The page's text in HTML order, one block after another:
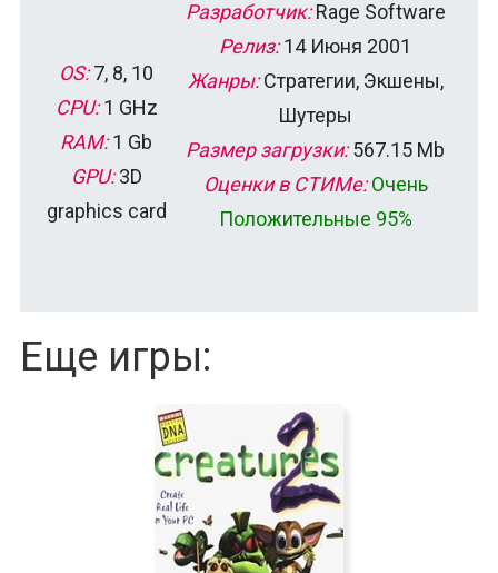
OS:7, 8, 10
CPU:1 GHz
RAM:1 Gb
GPU:3D
graphics card
Разработчик:Rage Software
Релиз:14 Июня 2001
Жанры:Стратегии, Экшены,
Шутеры
Размер загрузки:567.15 Mb
Оценки в СТИМе: Очень
Положительные 95%
Еще игры: